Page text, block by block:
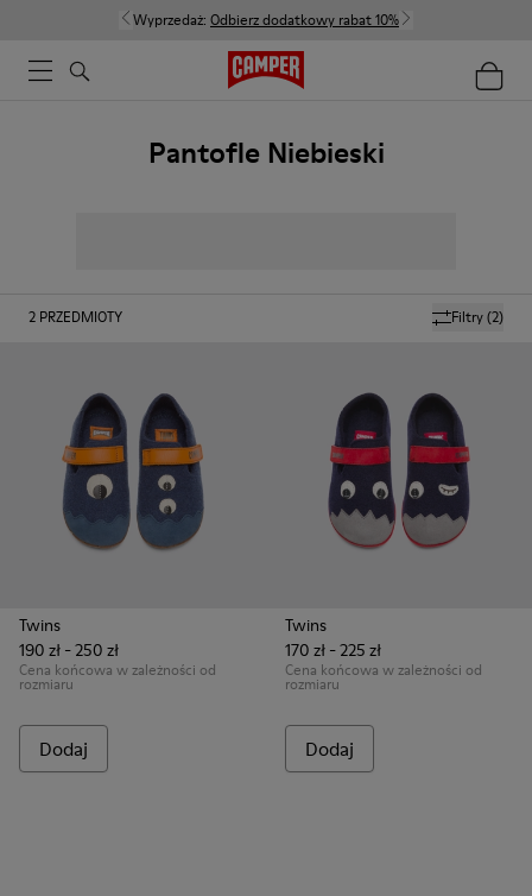
Wyprzedaż: Odbierz dodatkowy rabat 10%
Pantofle Niebieski
Filtry(2)
2 PRZEDMIOTY
Twins
190 zł - 250 zł
Cena końcowa w zależności od
rozmiaru
Dodaj
Twins
170 zł - 225 zł
Cena końcowa w zależności od
rozmiaru
Dodaj